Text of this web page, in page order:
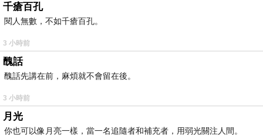
千瘡百孔
閱人無數，不如千瘡百孔。
3 小時前
醜話
醜話先講在前，麻煩就不會留在後。
3 小時前
月光
你也可以像月亮一樣，當一名追隨者和補充者，用弱光關注人間。